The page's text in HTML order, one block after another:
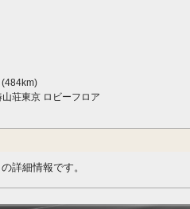
(484km)
荘東京 ロビーフロア
詳細情報です。